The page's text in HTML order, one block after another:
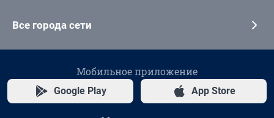
Все города сети
Мобильное приложение
Google Play App Store